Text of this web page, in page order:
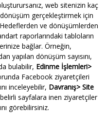
web sitenizin kaç
gerçekleştirmek için
ve dönüşümlerden
raporlarındaki tabloların
bağlar. Örneğin,
yapılan dönüşüm sayısını,
bulabilir, Edinme İşlemleri>
Facebook ziyaretçileri
inceleyebilir, Davranış> Site
sayfalara inen ziyaretçiler
görebilirsiniz.